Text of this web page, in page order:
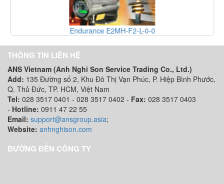
Endurance E2MH-F2-L-0-0
THÔNG TIN LIÊN HỆ
ANS Vietnam (Anh Nghi Son Service Trading Co., Ltd.)
Add: 135 Đường số 2, Khu Đô Thị Vạn Phúc, P. Hiệp Bình Phước,
Q. Thủ Đức, TP. HCM, Việt Nam
Tel: 028 3517 0401 - 028 3517 0402 - Fax: 028 3517 0403
- Hotline: 0911 47 22 55
Email: support@ansgroup.asia;
Website: anhnghison.com
ĐƯỜNG ĐẾN CÔNG TY